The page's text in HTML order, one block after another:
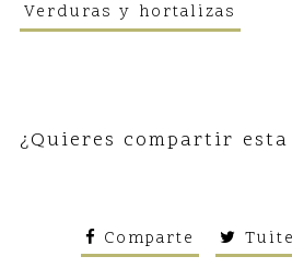
Verduras y hortalizas
¿Quieres compartir esta
Comparte